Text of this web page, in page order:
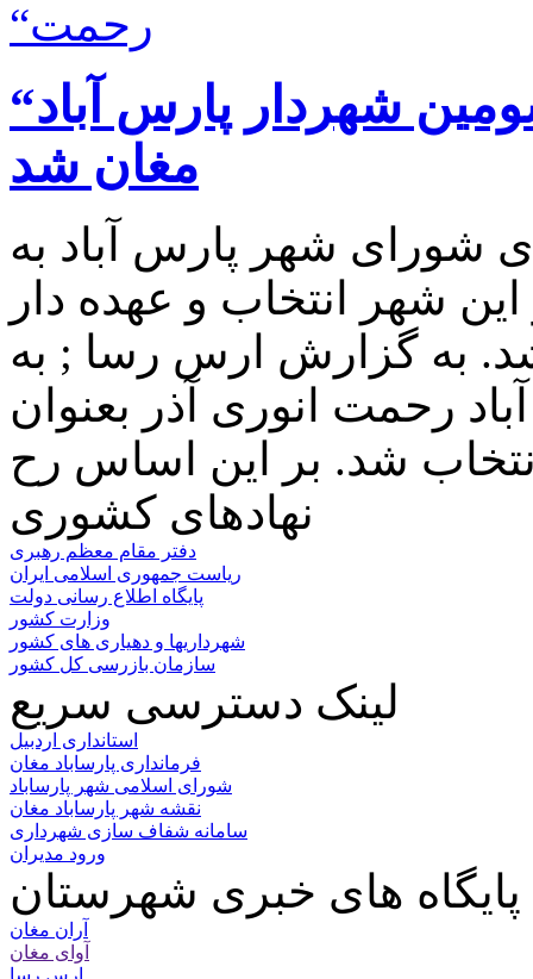
“رحمت انوری آذر” بیست و سومین شهردار پارس آباد
مغان شد
شورای شهر پارس آباد به
شهر انتخاب و عهده دار
به گزارش ارس رسا ; به
رحمت انوری آذر بعنوان
نهادهای کشوری
دفتر مقام معظم رهبری
ریاست جمهوری اسلامی ایران
پایگاه اطلاع رسانی دولت
وزارت کشور
شهرداریها و دهیاری های کشور
سازمان بازرسی کل کشور
لینک دسترسی سریع
استانداری اردبیل
فرمانداری پارساباد مغان
شورای اسلامی شهر پارساباد
نقشه شهر پارساباد مغان
سامانه شفاف سازی شهرداری
ورود مدیران
پایگاه های خبری شهرستان
آران مغان
آوای مغان
ارس رسا